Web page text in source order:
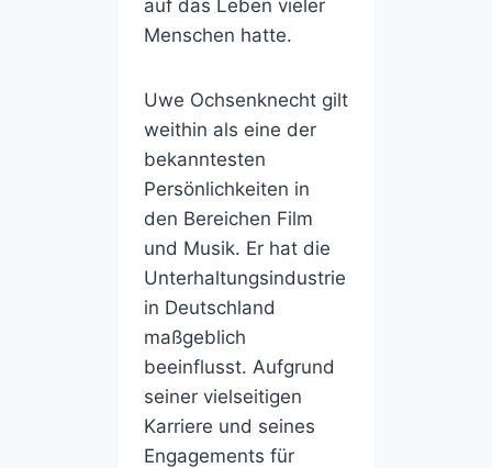
auf das Leben vieler
Menschen hatte.
Uwe Ochsenknecht gilt
weithin als eine der
bekanntesten
Persönlichkeiten in
den Bereichen Film
und Musik. Er hat die
Unterhaltungsindustrie
in Deutschland
maßgeblich
beeinflusst. Aufgrund
seiner vielseitigen
Karriere und seines
Engagements für